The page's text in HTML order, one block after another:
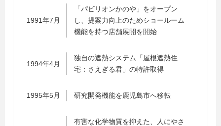
1991年7月
「パビリオンかのや」をオープン
し、提案力向上のためショールーム
機能を持つ店舗展開を開始
1994年4月
独自の遮熱システム「屋根遮熱住
宅：さえぎる君」の特許取得
1995年5月 研究開発機能を鹿児島市へ移転
有害な化学物質を抑えた、人にやさ